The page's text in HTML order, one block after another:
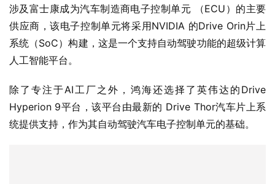
涉及富士康成为汽车制造商电子控制单元 （ECU）的主要
供应商，该电子控制单元将采用NVIDIA 的Drive Orin片上
系统（SoC）构建，这是一个支持自动驾驶功能的超级计算
人工智能平台。
除了专注于AI工厂之外，鸿海还选择了英伟达的Drive
Hyperion 9平台，该平台由最新的 Drive Thor汽车片上系
统提供支持，作为其自动驾驶汽车电子控制单元的基础。